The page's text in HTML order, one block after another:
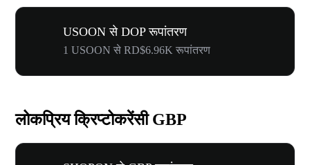
USOON से DOP रूपांतरण
1 USOON से RD$6.96K रूपांतरण
लोकप्रिय क्रिप्टोकरेंसी GBP